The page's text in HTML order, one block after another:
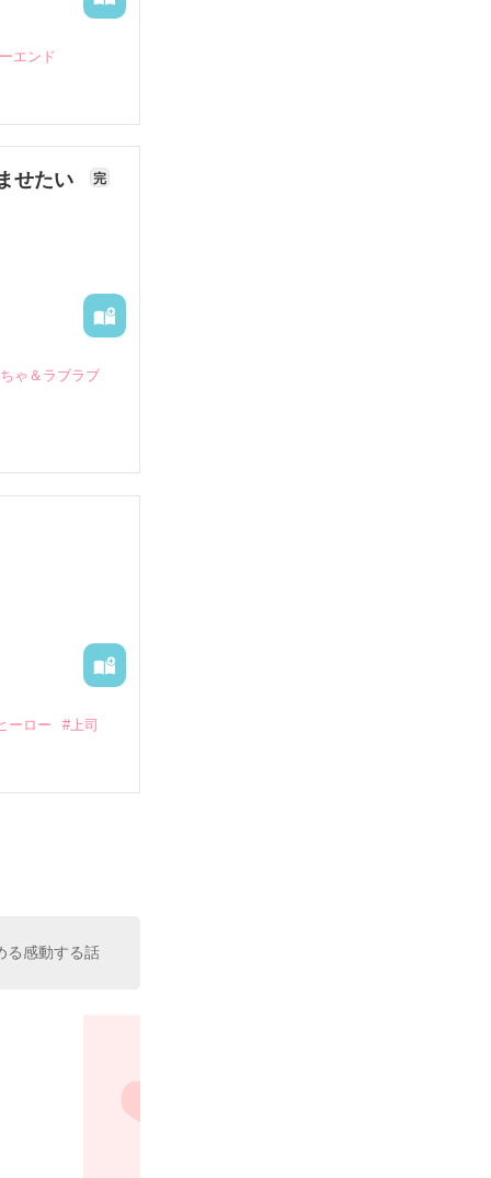
エンド
せたい 完
ゃ＆ラブラブ
閥御曹司に
影恭司その
れた上、二
ーロー #上司
居まで提案
る感動する話